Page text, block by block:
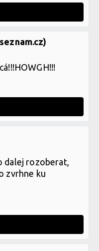
dalej rozoberat,
zvrhne ku